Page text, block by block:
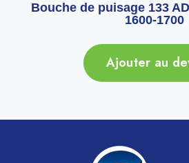
Bouche de puisage 133
1600-1700
Ajouter au